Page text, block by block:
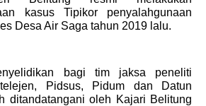
kasus Tipikor penyalahgunaan
Desa Air Saga tahun 2019 lalu.
bagi tim jaksa peneliti
Pidsus, Pidum dan Datun
ditandatangani oleh Kajari Belitung